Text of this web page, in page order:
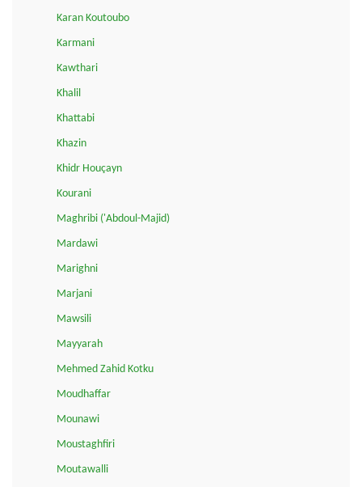
Karan Koutoubo
Karmani
Kawthari
Khalil
Khattabi
Khazin
Khidr Houçayn
Kourani
Maghribi ('Abdoul-Majid)
Mardawi
Marighni
Marjani
Mawsili
Mayyarah
Mehmed Zahid Kotku
Moudhaffar
Mounawi
Moustaghfiri
Moutawalli